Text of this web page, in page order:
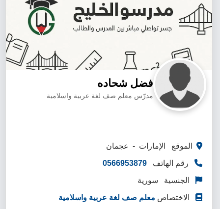
فضل شحاده
مدرّس معلم صف لغة عربية واسلامية
الموقع الإمارات - عجمان
رقم الهاتف 0566953879
الجنسية سورية
الاختصاص معلم صف لغة عربية واسلامية